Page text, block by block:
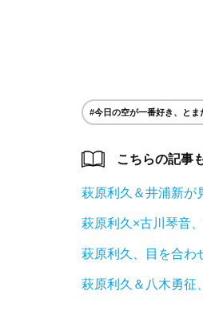
#今日の空が一番好き、とま
こちらの記事
萩原利久＆井浦新が
萩原利久×古川琴音
萩原利久、目を合わ
萩原利久＆八木勇